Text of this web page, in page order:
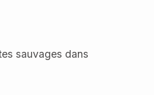
sauvages dans